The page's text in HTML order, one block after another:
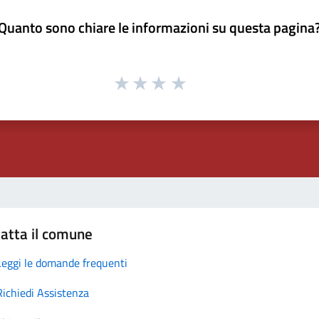
sono chiare le informazioni su questa
il comune
le domande frequenti
Assistenza